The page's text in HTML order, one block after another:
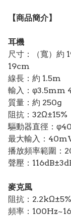
【商品簡介】
耳機
尺寸：（寬）約
19cm
線長：約 1.5m
輸入：φ3.5mm
質量：約 250g
阻抗：32Ω±15%
驅動器直徑：
最大輸入：
播放頻率範圍：
聲壓：
麥克風
阻抗：
頻率：